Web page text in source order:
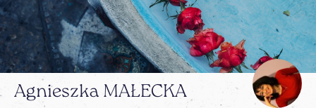
Agnieszka MAŁECKA